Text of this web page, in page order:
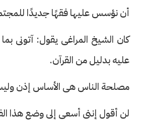
أن نؤسس عليها فقهًا جديدًا
كان الشيخ المراغى يقول: آتونى
عليه بدليل من القرآن.
مصلحة الناس هى الأساس إذن
لن أقول إننى أسعى إلى وضع هذا